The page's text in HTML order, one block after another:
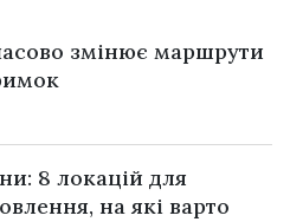
змінює маршрути
8 локацій для
на які варто